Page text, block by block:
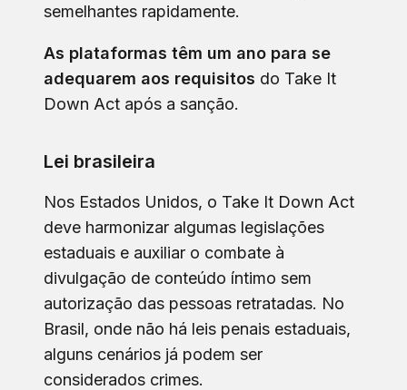
semelhantes rapidamente.
As plataformas têm um ano para se
adequarem aos requisitos do Take It
Down Act após a sanção.
Lei brasileira
Nos Estados Unidos, o Take It Down Act
deve harmonizar algumas legislações
estaduais e auxiliar o combate à
divulgação de conteúdo íntimo sem
autorização das pessoas retratadas. No
Brasil, onde não há leis penais estaduais,
alguns cenários já podem ser
considerados crimes.